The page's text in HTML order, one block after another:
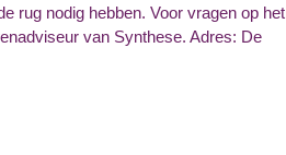
rug nodig hebben. Voor vragen op het
van Synthese. Adres: De